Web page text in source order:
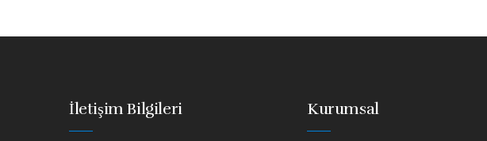
İletişim Bilgileri Kurumsal